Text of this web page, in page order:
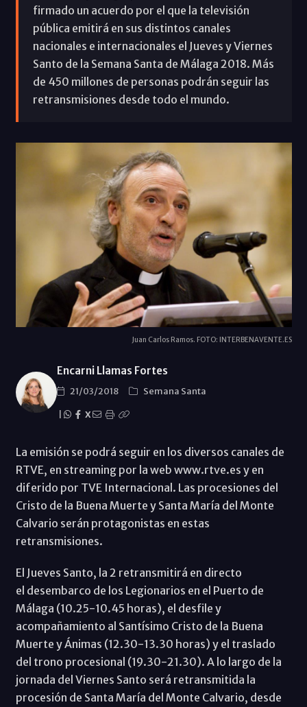
firmado un acuerdo por el que la televisión
pública emitirá en sus distintos canales
nacionales e internacionales el Jueves y Viernes
Santo de la Semana Santa de Málaga 2018. Más
de 450 millones de personas podrán seguir las
retransmisiones desde todo el mundo.
Juan Carlos Ramos. FOTO: INTERBENAVENTE.ES
Encarni Llamas Fortes
21/03/2018
Semana Santa
X
La emisión se podrá seguir en los diversos canales de
RTVE, en streaming por la web www.rtve.es y en
diferido por TVE Internacional. Las procesiones del
Cristo de la Buena Muerte y Santa María del Monte
Calvario serán protagonistas en estas
retransmisiones.
El Jueves Santo, la 2 retransmitirá en directo
el desembarco de los Legionarios en el Puerto de
Málaga (10.25-10.45 horas), el desfile y
acompañamiento al Santísimo Cristo de la Buena
Muerte y Ánimas (12.30-13.30 horas) y el traslado
del trono procesional (19.30-21.30). A lo largo de la
jornada del Viernes Santo será retransmitida la
procesión de Santa María del Monte Calvario, desde